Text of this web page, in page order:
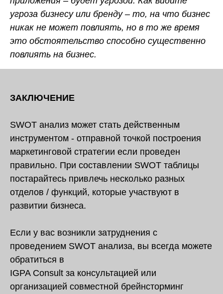
угроза бизнесу или бренду – то, на что бизнес
никак не может повлиять, но в то же время
это обстоятельство способно существенно
повлиять на бизнес.
ЗАКЛЮЧЕНИЕ
SWOT анализ может стать действенным
инструментом - отправной точкой построения
маркетинговой стратегии если проведен
правильно. При составлении SWOT таблицы
постарайтесь привлечь несколько разных
отделов / функций, которые участвуют в
развитии бизнеса.
Если у вас возникли затруднения с
проведением SWOT анализа, вы всегда можете
обратиться в
IGPA Consult за консультацией или
организацией совместной брейнсторминг